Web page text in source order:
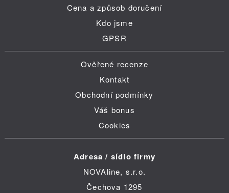
Cena a způsob doručení
Kdo jsme
GPSR
Ověřené recenze
Kontakt
Obchodní podmínky
Váš bonus
Cookies
Adresa / sídlo firmy
NOVAline, s.r.o.
Čechova 1295